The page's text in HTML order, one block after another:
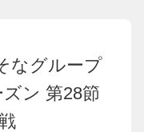
なグループ
ン 第28節